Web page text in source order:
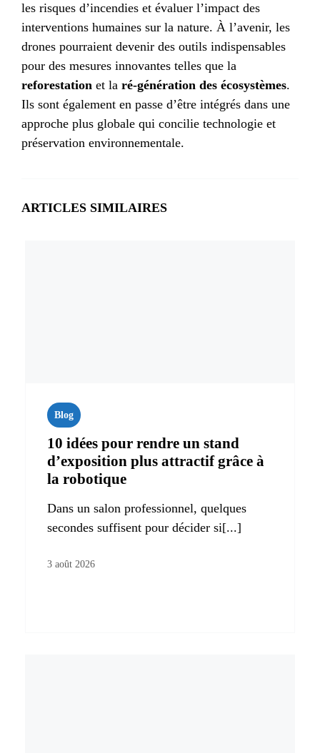
les risques d’incendies et évaluer l’impact des
interventions humaines sur la nature. À l’avenir, les
drones pourraient devenir des outils indispensables
pour des mesures innovantes telles que la
reforestation et la ré-génération des écosystèmes.
Ils sont également en passe d’être intégrés dans une
approche plus globale qui concilie technologie et
préservation environnementale.
ARTICLES SIMILAIRES
Blog
10 idées pour rendre un stand
d’exposition plus attractif grâce à
la robotique
Dans un salon professionnel, quelques
secondes suffisent pour décider si[...]
3 août 2026